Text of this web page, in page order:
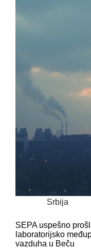
Srbija
SEPA uspešno
laboratorijsko
vazduha u Beču